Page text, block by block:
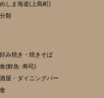
しま海道(上島町)
類
み焼き・焼きそば
(鮮魚･寿司)
屋・ダイニングバー